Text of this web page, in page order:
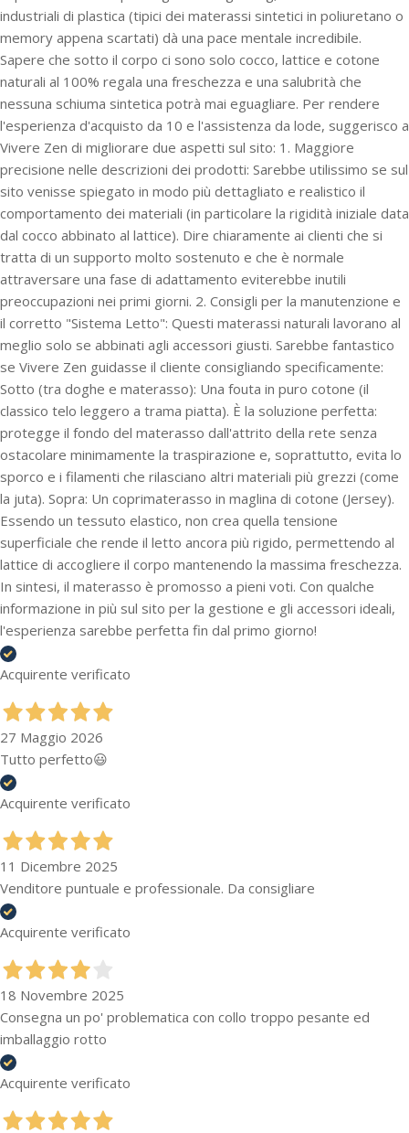
industriali di plastica (tipici dei materassi sintetici in poliuretano o
memory appena scartati) dà una pace mentale incredibile.
Sapere che sotto il corpo ci sono solo cocco, lattice e cotone
naturali al 100% regala una freschezza e una salubrità che
nessuna schiuma sintetica potrà mai eguagliare. Per rendere
l'esperienza d'acquisto da 10 e l'assistenza da lode, suggerisco a
Vivere Zen di migliorare due aspetti sul sito: 1. Maggiore
precisione nelle descrizioni dei prodotti: Sarebbe utilissimo se sul
sito venisse spiegato in modo più dettagliato e realistico il
comportamento dei materiali (in particolare la rigidità iniziale data
dal cocco abbinato al lattice). Dire chiaramente ai clienti che si
tratta di un supporto molto sostenuto e che è normale
attraversare una fase di adattamento eviterebbe inutili
preoccupazioni nei primi giorni. 2. Consigli per la manutenzione e
il corretto "Sistema Letto": Questi materassi naturali lavorano al
meglio solo se abbinati agli accessori giusti. Sarebbe fantastico
se Vivere Zen guidasse il cliente consigliando specificamente:
Sotto (tra doghe e materasso): Una fouta in puro cotone (il
classico telo leggero a trama piatta). È la soluzione perfetta:
protegge il fondo del materasso dall'attrito della rete senza
ostacolare minimamente la traspirazione e, soprattutto, evita lo
sporco e i filamenti che rilasciano altri materiali più grezzi (come
la juta). Sopra: Un coprimaterasso in maglina di cotone (Jersey).
Essendo un tessuto elastico, non crea quella tensione
superficiale che rende il letto ancora più rigido, permettendo al
lattice di accogliere il corpo mantenendo la massima freschezza.
In sintesi, il materasso è promosso a pieni voti. Con qualche
informazione in più sul sito per la gestione e gli accessori ideali,
l'esperienza sarebbe perfetta fin dal primo giorno!
Acquirente verificato
27 Maggio 2026
Tutto perfetto😃
Acquirente verificato
11 Dicembre 2025
Venditore puntuale e professionale. Da consigliare
Acquirente verificato
18 Novembre 2025
Consegna un po' problematica con collo troppo pesante ed
imballaggio rotto
Acquirente verificato